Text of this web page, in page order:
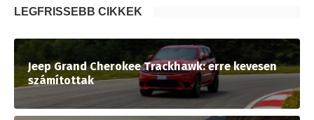
LEGFRISSEBB CIKKEK
Jeep Grand Cherokee Trackhawk: erre kevesen
számítottak